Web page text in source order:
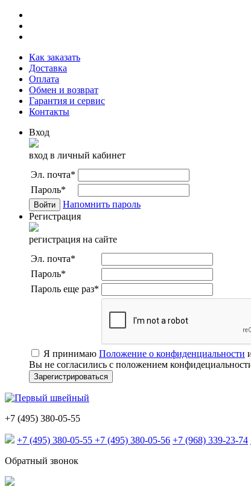
Как заказать
Доставка
Оплата
Обмен и возврат
Гарантия и сервис
Контакты
Вход
вход в личный кабинет
Эл. почта*
Пароль*
Напомнить пароль
Регистрация
регистрация на сайте
Эл. почта*
Пароль*
Пароль еще раз*
Я принимаю Положение о конфиденциальности
Вы не согласились с положением
+7 (495) 380-05-55
+7 (495) 380-05-55 +7 (495) 380-05-56 +7 (968) 339-23-74
Обратный звонок